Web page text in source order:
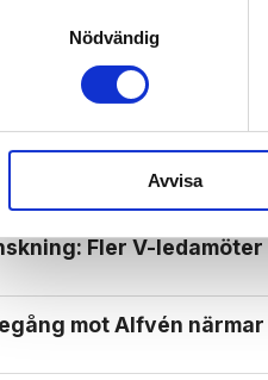
Nödvändig
Avvisa
saboterar
Fler V-
mot Alfvén